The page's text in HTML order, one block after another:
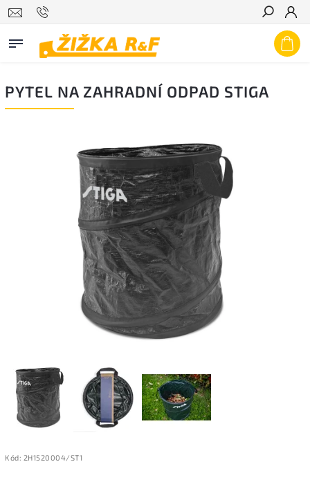
Hledat
PYTEL NA ZAHRADNÍ ODPAD STIGA
Kód: 2H1520004/ST1